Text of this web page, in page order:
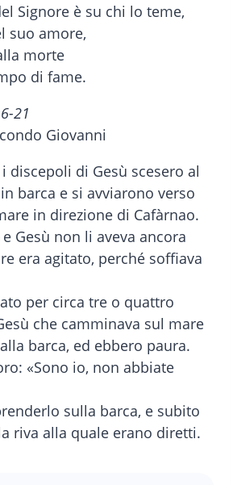
Signore è su chi lo teme,
suo amore,
morte
di fame.
21
Giovanni
discepoli di Gesù scesero al
barca e si avviarono verso
in direzione di Cafàrnao.
Gesù non li aveva ancora
era agitato, perché soffiava
per circa tre o quattro
che camminava sul mare
barca, ed ebbero paura.
«Sono io, non abbiate
sulla barca, e subito
riva alla quale erano diretti.